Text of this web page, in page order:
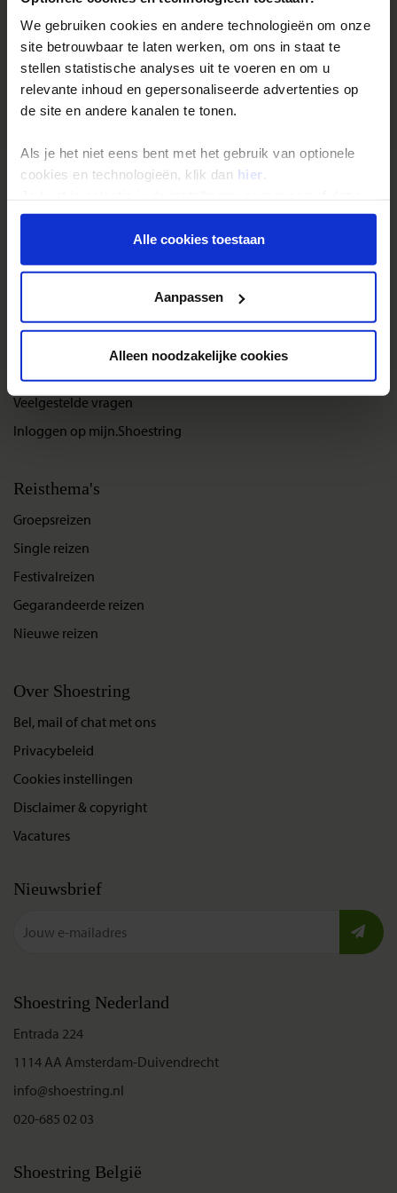
We gebruiken cookies en andere technologieën om onze
site betrouwbaar te laten werken, om ons in staat te
stellen statistische analyses uit te voeren en om u
relevante inhoud en gepersonaliseerde advertenties op
de site en andere kanalen te tonen.
Als je het niet eens bent met het gebruik van optionele
cookies en technologieën, klik dan hier .
onder aan de pagina op elk gewenst moment voor de
toekomst wijzigen.Alle cookies toestaan
Aanpassen
Alleen noodzakelijke cookies
Samen met een aantal locals op een klein vissersbootje
genieten van de zonsondergang in Sri Lanka. Vervolgens onder
het genot van lokale thee en lekkere hapjes op een
onbewoond eilandje genieten van een prachtig uitzicht op
wilde olifanten. Een avond om nooit te vergeten en het
De belangrijkste info op een rij
Bestemmingen
Veelgestelde vragen
Inloggen op mijn.Shoestring
Reisthema's
Groepsreizen
Single reizen
Festivalreizen
Gegarandeerde reizen
Nieuwe reizen
Over Shoestring
Bel, mail of chat met ons
Privacybeleid
Cookies instellingen
Disclaimer & copyright
Vacatures
Nieuwsbrief
Shoestring Nederland
Entrada 224
1114 AA Amsterdam-Duivendrecht
info@shoestring.nl
020-685 02 03
Shoestring België